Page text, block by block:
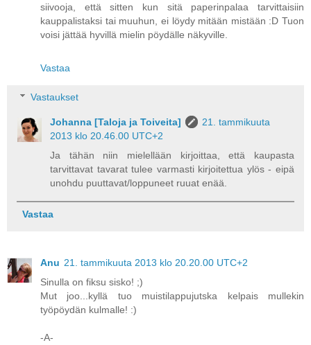
siivooja, että sitten kun sitä paperinpalaa tarvittaisiin
kauppalistaksi tai muuhun, ei löydy mitään mistään :D Tuon
voisi jättää hyvillä mielin pöydälle näkyville.
Vastaa
Vastaukset
Johanna [Taloja ja Toiveita]
21. tammikuuta
2013 klo 20.46.00 UTC+2
Ja tähän niin mielellään kirjoittaa, että kaupasta
tarvittavat tavarat tulee varmasti kirjoitettua ylös - eipä
unohdu puuttavat/loppuneet ruuat enää.
Vastaa
Anu 21. tammikuuta 2013 klo 20.20.00 UTC+2
Sinulla on fiksu sisko! ;)
Mut joo...kyllä tuo muistilappujutska kelpais mullekin
työpöydän kulmalle! :)
-A-